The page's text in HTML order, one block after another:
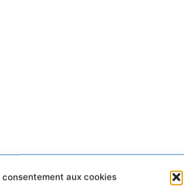
consentement aux cookies
de CO2 est affaire de